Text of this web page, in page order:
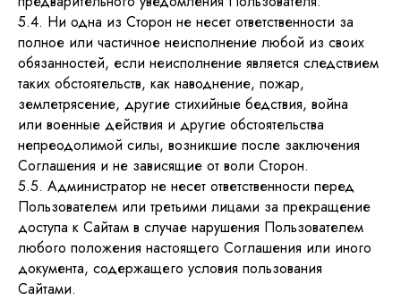
5.4. Ни одна из Сторон не несет ответственности за
полное или частичное неисполнение любой из своих
обязанностей, если неисполнение является следствием
таких обстоятельств, как наводнение, пожар,
землетрясение, другие стихийные бедствия, война
или военные действия и другие обстоятельства
непреодолимой силы, возникшие после заключения
Соглашения и не зависящие от воли Сторон.
5.5. Администратор не несет ответственности перед
Пользователем или третьими лицами за прекращение
доступа к Сайтам в случае нарушения Пользователем
любого положения настоящего Соглашения или иного
документа, содержащего условия пользования
Сайтами.